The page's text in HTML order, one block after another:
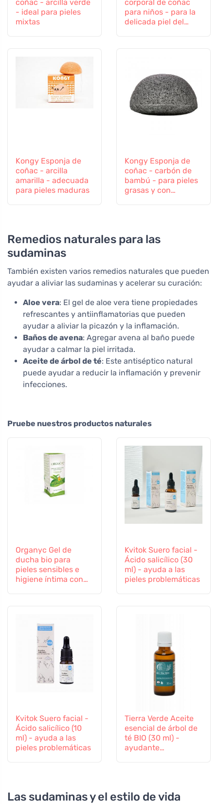
coñac - arcilla verde
- ideal para pieles
mixtas
corporal de coñac
para niños - para la
delicada piel del
Kongy Esponja de
coñac - arcilla
amarilla - adecuada
para pieles maduras
Kongy Esponja de
coñac - carbón de
bambú - para pieles
grasas y con
Remedios naturales para las
sudaminas
También existen varios remedios naturales que pueden
ayudar a aliviar las sudaminas y acelerar su curación:
Aloe vera: El gel de aloe vera tiene propiedades
refrescantes y antiinflamatorias que pueden
ayudar a aliviar la picazón y la inflamación.
Baños de avena: Agregar avena al baño puede
ayudar a calmar la piel irritada.
Aceite de árbol de té: Este antiséptico natural
puede ayudar a reducir la inflamación y prevenir
infecciones.
Pruebe nuestros productos naturales
Organyc Gel de
ducha bio para
pieles sensibles e
higiene íntima con
Kvitok Suero facial -
Ácido salicílico (30
ml) - ayuda a las
pieles problemáticas
Kvitok Suero facial -
Ácido salicílico (10
ml) - ayuda a las
pieles problemáticas
Tierra Verde Aceite
esencial de árbol de
té BIO (30 ml) -
ayudante
Las sudaminas y el estilo de vida